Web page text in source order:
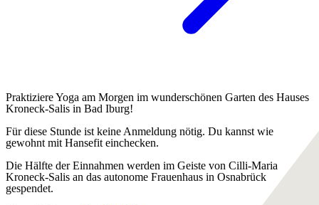
Praktiziere Yoga am Morgen im wunderschönen Garten des Hauses
Kroneck-Salis in Bad Iburg!
Für diese Stunde ist keine Anmeldung nötig. Du kannst wie
gewohnt mit Hansefit einchecken.
Die Hälfte der Einnahmen werden im Geiste von Cilli-Maria
Kroneck-Salis an das autonome Frauenhaus in Osnabrück
gespendet.